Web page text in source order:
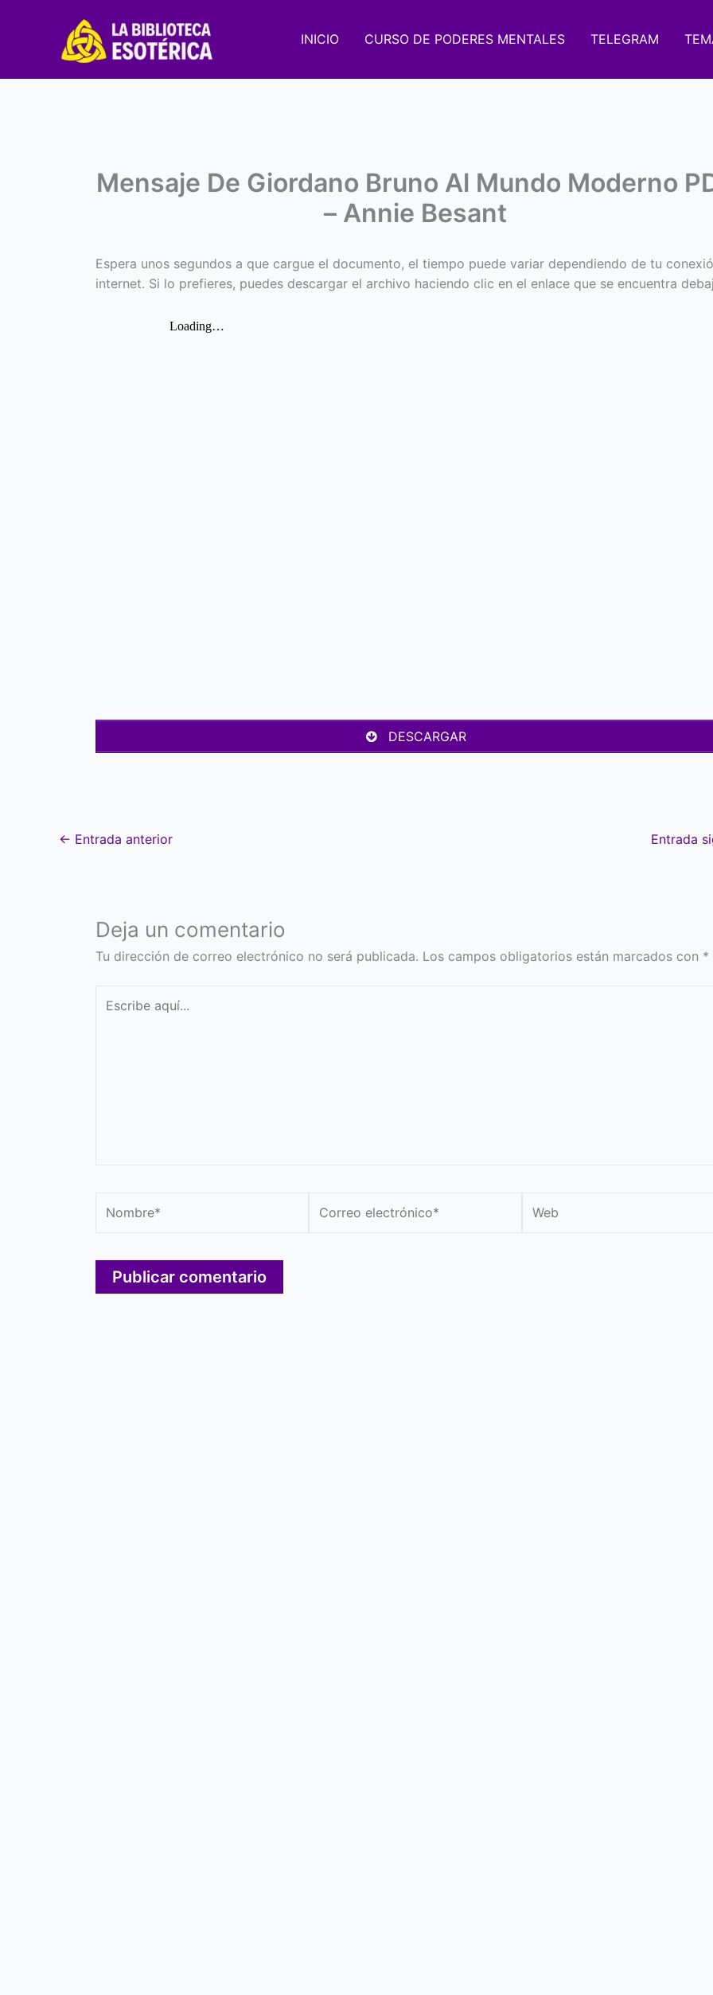
INICIO CURSO DE PODERES MENTALES TELEGRAM
Mensaje De Giordano Bruno Al Mundo Moderno
– Annie Besant
Espera unos segundos a que cargue el documento, el tiempo puede variar dependiendo de tu
internet. Si lo prefieres, puedes descargar el archivo haciendo clic en el enlace que se encuentra
DESCARGAR
← Entrada anterior Entrada
Deja un comentario
Tu dirección de correo electrónico no será publicada. Los campos obligatorios están marcados con *
aquí...
electrónico*